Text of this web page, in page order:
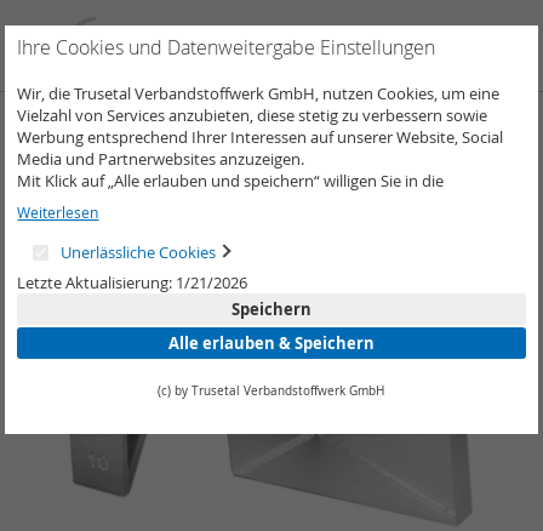
zum
Inhalt
Zum
Ende
der
springen
Ihre Cookies und Datenweitergabe Einstellungen
Wir, die Trusetal Verbandstoffwerk GmbH, nutzen Cookies, um eine
Vielzahl von Services anzubieten, diese stetig zu verbessern sowie
Werbung entsprechend Ihrer Interessen auf unserer Website, Social
Media und Partnerwebsites anzuzeigen.
Mit Klick auf „Alle erlauben und speichern“ willigen Sie in die
Verwendung aller Cookies ein.
Unter „Weitere Informationen“ können Sie Ihre Cookie-Einstellungen
selber anpassen und speichern.
Weiterlesen
Unerlässliche Cookies
Letzte Aktualisierung: 1/21/2026
Speichern
Alle erlauben & Speichern
(c) by Trusetal Verbandstoffwerk GmbH